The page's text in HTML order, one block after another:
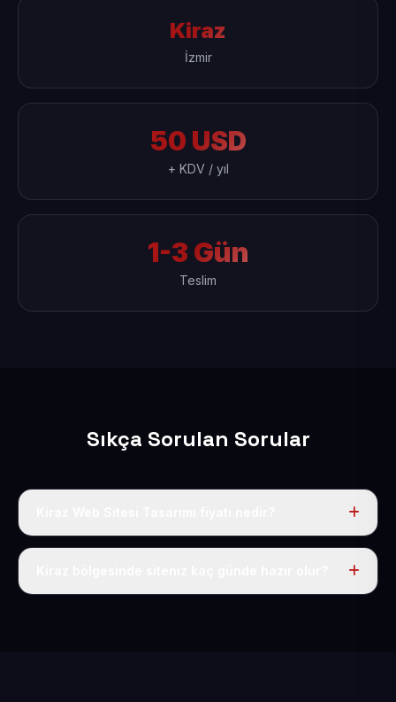
Kiraz
İzmir
50 USD
+ KDV / yıl
1-3 Gün
Teslim
Sıkça Sorulan Sorular
Tek fiyat uygulanır: yıllık 50 USD + KDV. Bu bedele alan